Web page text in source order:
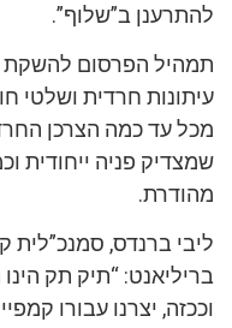
להתרענן ב”שלוף”.
תמהיל הפרסום להשקת
עיתונות חרדית ושלטי
מכל עד כמה הצרכן
שמצדיק פניה ייחודית
מהודרת.
ליבי ברנדס,
בריליאנט: “תיק תק הינו
וככזה, יצרנו עבורו